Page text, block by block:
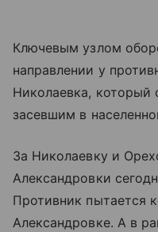
Ключевым узлом
направлении у
Николаевка, который
засевшим в
За Николаевку и
Александровки
Противник пытается
Александровке. А в